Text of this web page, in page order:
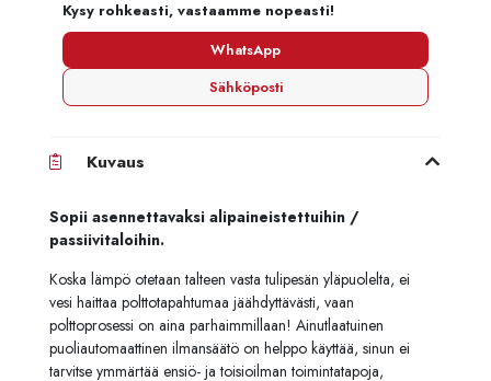
Kysy rohkeasti, vastaamme nopeasti!
WhatsApp
Sähköposti
Kuvaus
Sopii asennettavaksi alipaineistettuihin /
passiivitaloihin.
Koska lämpö otetaan talteen vasta tulipesän yläpuolelta, ei
vesi haittaa polttotapahtumaa jäähdyttävästi, vaan
polttoprosessi on aina parhaimmillaan! Ainutlaatuinen
puoliautomaattinen ilmansäätö on helppo käyttää, sinun ei
tarvitse ymmärtää ensiö- ja toisioilman toimintatapoja,